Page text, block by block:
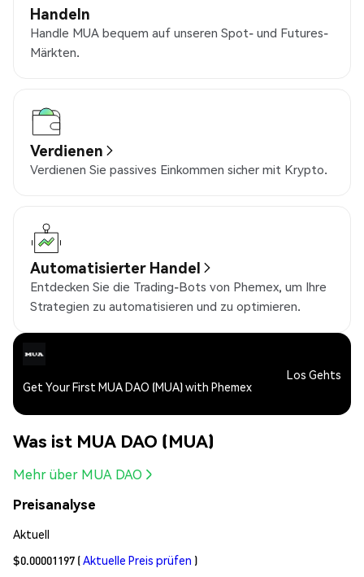
Handeln
Handle MUA bequem auf unseren Spot- und Futures-
Märkten.
Verdienen
Verdienen Sie passives Einkommen sicher mit Krypto.
Automatisierter Handel
Entdecken Sie die Trading-Bots von Phemex, um Ihre
Strategien zu automatisieren und zu optimieren.
Get Your First MUA DAO (MUA) with Phemex
Los Gehts
Was ist MUA DAO (MUA)
Mehr über MUA DAO
Preisanalyse
Aktuell
$0.00001197 (Aktuelle Preis prüfen )